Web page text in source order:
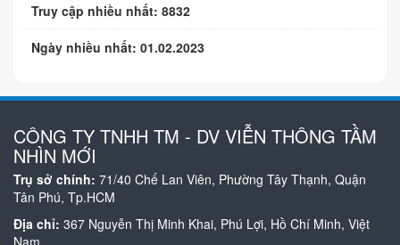
Truy cập nhiều nhất: 8832
Ngày nhiều nhất: 01.02.2023
CÔNG TY TNHH TM - DV VIỄN THÔNG TẦM
NHÌN MỚI
Trụ sở chính: 71/40 Chế Lan Viên, Phường Tây Thạnh, Quận
Tân Phú, Tp.HCM
Địa chỉ: 367 Nguyễn Thị Minh Khai, Phú Lợi, Hồ Chí Minh, Việt